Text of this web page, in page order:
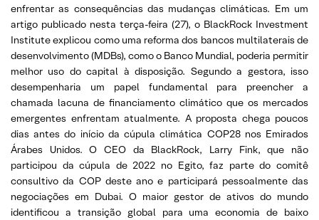
enfrentar as consequências das mudanças climáticas. Em um
artigo publicado nesta terça-feira (27), o BlackRock Investment
Institute explicou como uma reforma dos bancos multilaterais de
desenvolvimento (MDBs), como o Banco Mundial, poderia permitir
melhor uso do capital à disposição. Segundo a gestora, isso
desempenharia um papel fundamental para preencher a
chamada lacuna de financiamento climático que os mercados
emergentes enfrentam atualmente. A proposta chega poucos
dias antes do início da cúpula climática COP28 nos Emirados
Árabes Unidos. O CEO da BlackRock, Larry Fink, que não
participou da cúpula de 2022 no Egito, faz parte do comitê
consultivo da COP deste ano e participará pessoalmente das
negociações em Dubai. O maior gestor de ativos do mundo
identificou a transição global para uma economia de baixo